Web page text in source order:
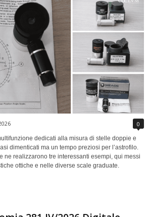
0
dedicati alla misura di stelle doppie e
dimenticati ma un tempo preziosi per l’astrofilo.
ne realizzarono tre interessanti esempi, qui messi
ottiche e nelle diverse scale graduate.